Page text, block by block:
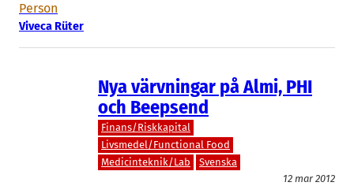
Person
Viveca Rüter
Nya värvningar på Almi, PHI
och Beepsend
Finans/Riskkapital
Livsmedel/Functional Food
Medicinteknik/Lab
Svenska
12 mar 2012